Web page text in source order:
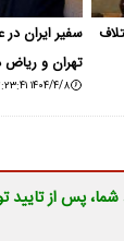
سفیر ایران در
تهران و ریاض در ۲ هفته اخیر
۱۴۰۴/۴/۸ ۱۲:۲۳:۴۱
پس از تایید